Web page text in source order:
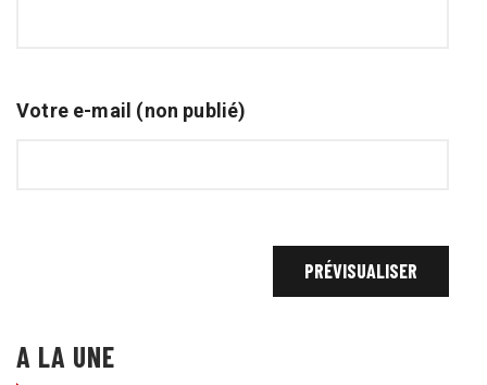
Votre e-mail (non publié)
A LA UNE